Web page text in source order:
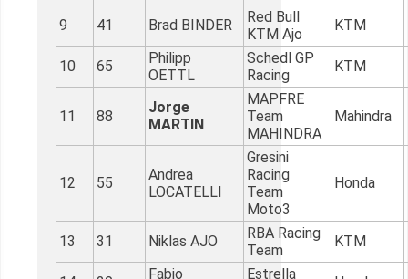
9
41 Brad BINDER
Red Bull
KTM Ajo
KTM
10 65
Philipp
OETTL
Schedl GP
Racing
KTM
11 88
Jorge
MARTIN
MAPFRE
Team
MAHINDRA
Mahindra
12 55
Andrea
LOCATELLI
Gresini
Racing
Team
Moto3
Honda
13 31 Niklas AJO
RBA Racing
Team
KTM
Fabio
Estrella